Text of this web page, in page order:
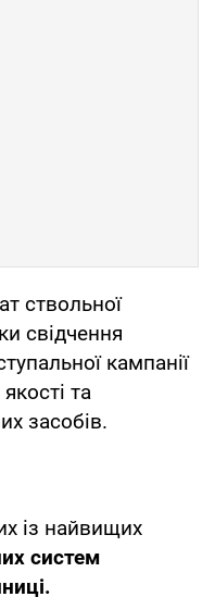
ствольної
свідчення
кампанії
та
засобів.
із найвищих
систем